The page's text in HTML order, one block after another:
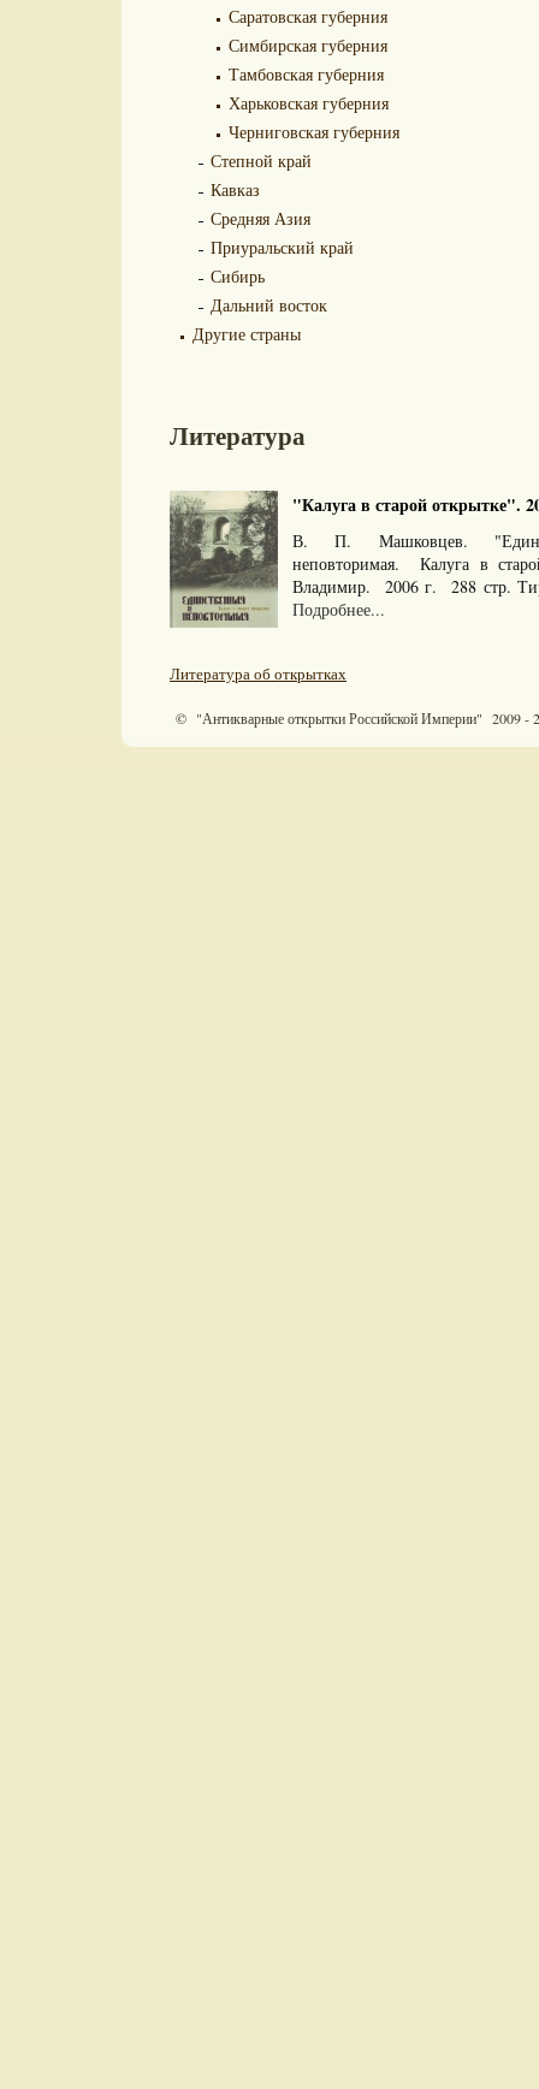
Саратовская губерния
Симбирская губерния
Тамбовская губерния
Харьковская губерния
Черниговская губерния
Степной край
Кавказ
Средняя Азия
Приуральский край
Сибирь
Дальний восток
Другие страны
Литература
"Калуга в старой открытке".
В. П. Машковцев.
неповторимая. Калуга в
Владимир. 2006 г. 288 стр.
Подробнее...
Литература об открытках
© "Антикварные открытки Российской Империи" 2009 -